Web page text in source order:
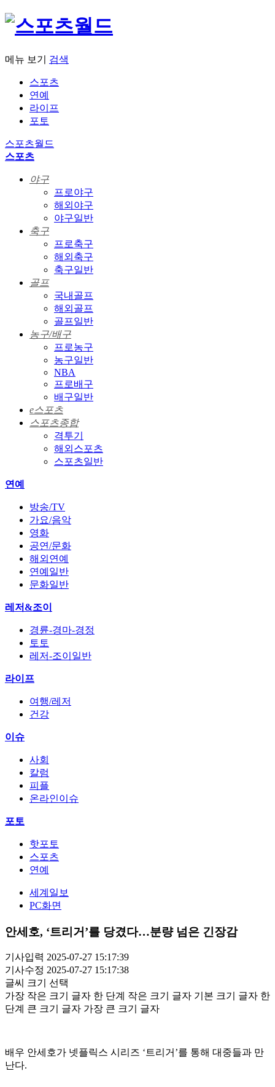
메뉴 보기 검색
스포츠
연예
라이프
포토
스포츠월드
스포츠
야구
프로야구
해외야구
야구일반
축구
프로축구
해외축구
축구일반
골프
국내골프
해외골프
골프일반
농구/배구
프로농구
농구일반
NBA
프로배구
배구일반
e스포츠
스포츠종합
격투기
해외스포츠
스포츠일반
연예
방송/TV
가요/음악
영화
공연/문화
해외연예
연예일반
문화일반
레저&조이
경륜-경마-경정
토토
레저-조이일반
라이프
여행/레저
건강
이슈
사회
칼럼
피플
온라인이슈
포토
핫포토
스포츠
연예
세계일보
PC화면
안세호, ‘트리거’를 당겼다…분량 넘은 긴장감
기사입력 2025-07-27 15:17:39
기사수정 2025-07-27 15:17:38
글씨 크기 선택
가장 작은 크기 글자 한 단계 작은 크기 글자 기본 크기 글자 한
단계 큰 크기 글자 가장 큰 크기 글자
배우 안세호가 넷플릭스 시리즈 ‘트리거’를 통해 대중들과 만
난다.